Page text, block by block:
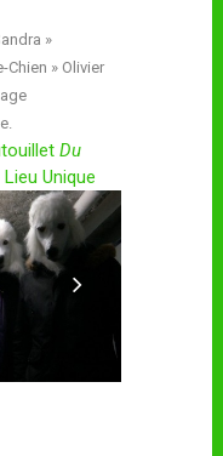
»
Chien » Olivier
Du
Unique